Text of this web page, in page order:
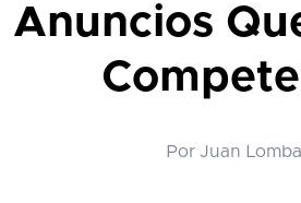
Anuncios
Por Juan